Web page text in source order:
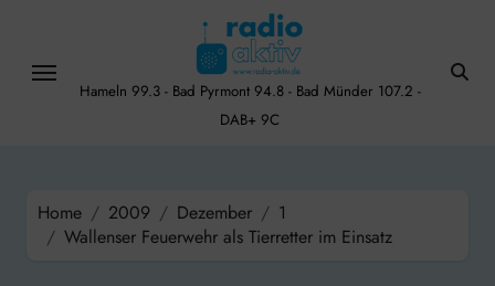
content
Hameln 99.3 - Bad Pyrmont 94.8 - Bad Münder 107.2 -
DAB+ 9C
Home 2009 Dezember
1
Wallenser Feuerwehr als Tierretter im Einsatz